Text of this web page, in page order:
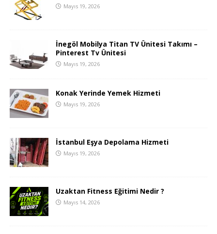
Mayıs 19, 2026
İnegöl Mobilya Titan TV Ünitesi Takımı –
Pinterest Tv Ünitesi
Mayıs 19, 2026
Konak Yerinde Yemek Hizmeti
Mayıs 19, 2026
İstanbul Eşya Depolama Hizmeti
Mayıs 19, 2026
Uzaktan Fitness Eğitimi Nedir ?
Mayıs 14, 2026